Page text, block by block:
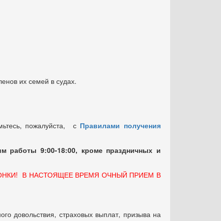
их семей в судах.
пожалуйста, с Правилами получения
работы 9:00-18:00, кроме праздничных и
В НАСТОЯЩЕЕ ВРЕМЯ ОЧНЫЙ ПРИЕМ В
довольствия, страховых выплат, призыва на